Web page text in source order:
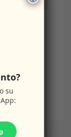
MOLISE
×
su